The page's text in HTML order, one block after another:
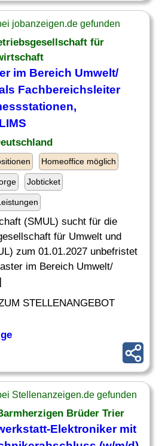
jobanzeigen.de gefunden
für
im Bereich Umwelt/
Fachbereichsleiter
Homeoffice möglich
Jobticket
(SMUL) sucht für die
für Umwelt und
zum 01.01.2027 unbefristet
im Bereich Umwelt/
STELLENANGEBOT
Stellenanzeigen.de gefunden
Brüder Trier
Elektroniker mit